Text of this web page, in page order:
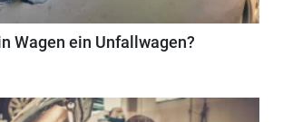
Wagen ein Unfallwagen?